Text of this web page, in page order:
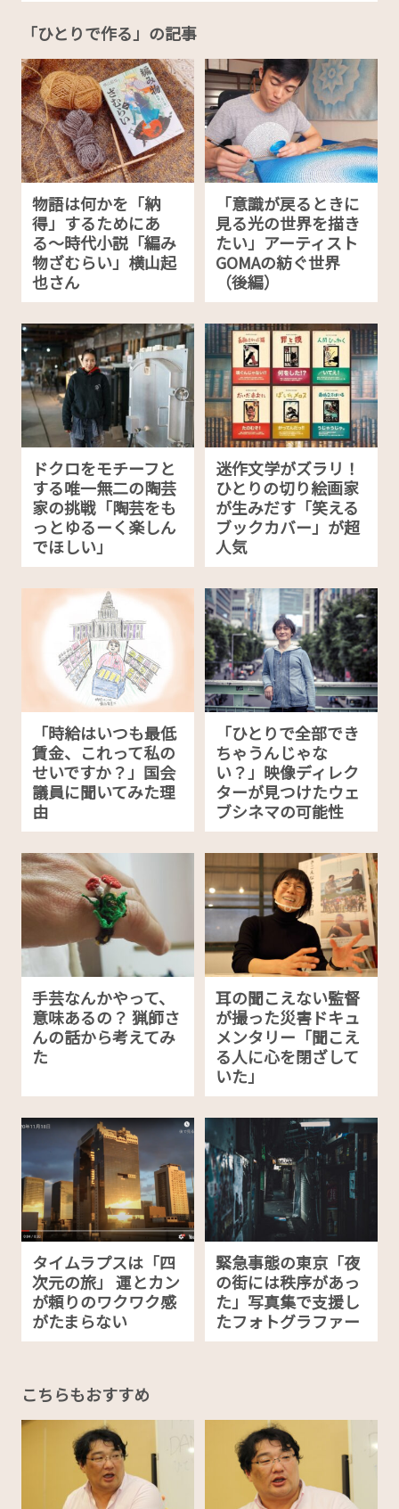
「ひとりで作る」の記事
物語は何かを「納
得」するためにあ
る〜時代小説「編み
物ざむらい」横山起
也さん
「意識が戻るときに
見る光の世界を描き
たい」アーティスト
GOMAの紡ぐ世界
（後編）
ドクロをモチーフと
する唯一無二の陶芸
家の挑戦「陶芸をも
っとゆるーく楽しん
でほしい」
迷作文学がズラリ！
ひとりの切り絵画家
が生みだす「笑える
ブックカバー」が超
人気
「時給はいつも最低
賃金、これって私の
せいですか？」国会
議員に聞いてみた理
由
「ひとりで全部でき
ちゃうんじゃな
い？」映像ディレク
ターが見つけたウェ
ブシネマの可能性
手芸なんかやって、
意味あるの？ 猟師さ
んの話から考えてみ
た
耳の聞こえない監督
が撮った災害ドキュ
メンタリー「聞こえ
る人に心を閉ざして
いた」
タイムラプスは「四
次元の旅」 運とカン
が頼りのワクワク感
がたまらない
緊急事態の東京「夜
の街には秩序があっ
た」写真集で支援し
たフォトグラファー
こちらもおすすめ